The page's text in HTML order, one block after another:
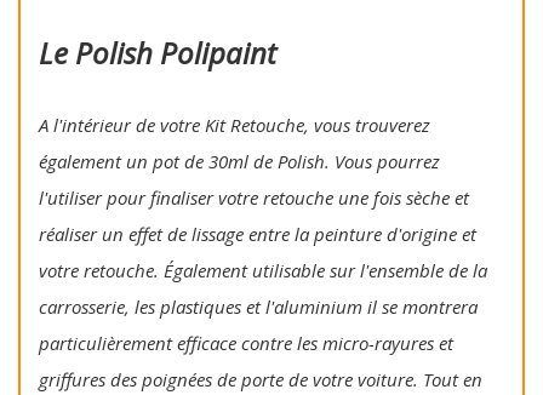
Le Polish Polipaint
A l'intérieur de votre Kit Retouche, vous trouverez
également un pot de 30ml de Polish. Vous pourrez
l'utiliser pour finaliser votre retouche une fois sèche et
réaliser un effet de lissage entre la peinture d'origine et
votre retouche. Également utilisable sur l'ensemble de la
carrosserie, les plastiques et l'aluminium il se montrera
particulièrement efficace contre les micro-rayures et
griffures des poignées de porte de votre voiture. Tout en